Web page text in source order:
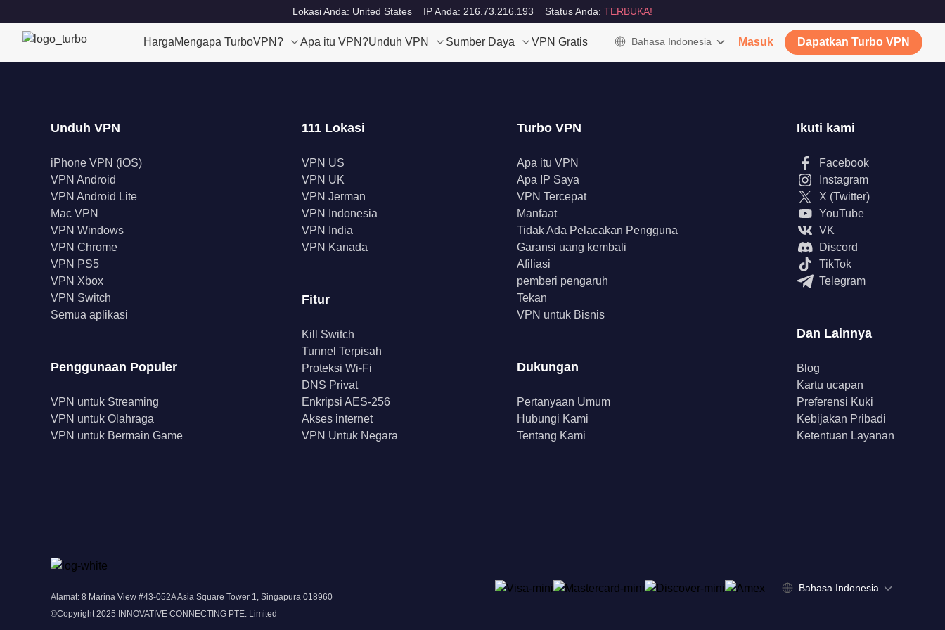
Lokasi Anda: United States IP Anda: 216.73.216.193 Status Anda: TERBUKA!
HargaMengapa TurboVPN? Apa itu VPN?Unduh VPN Sumber Daya VPN Gratis Bahasa Indonesia Masuk Dapatkan Turbo VPN
Unduh VPN
iPhone VPN (iOS)
VPN Android
VPN Android Lite
Mac VPN
VPN Windows
VPN Chrome
VPN PS5
VPN Xbox
VPN Switch
Semua aplikasi
Penggunaan Populer
VPN untuk Streaming
VPN untuk Olahraga
VPN untuk Bermain Game
111 Lokasi
VPN US
VPN UK
VPN Jerman
VPN Indonesia
VPN India
VPN Kanada
Fitur
Kill Switch
Tunnel Terpisah
Proteksi Wi-Fi
DNS Privat
Enkripsi AES-256
Akses internet
VPN Untuk Negara
Turbo VPN
Apa itu VPN
Apa IP Saya
VPN Tercepat
Manfaat
Tidak Ada Pelacakan Pengguna
Garansi uang kembali
Afiliasi
pemberi pengaruh
Tekan
VPN untuk Bisnis
Dukungan
Pertanyaan Umum
Hubungi Kami
Tentang Kami
Ikuti kami
Facebook
Instagram
X (Twitter)
YouTube
VK
Discord
TikTok
Telegram
Dan Lainnya
Blog
Kartu ucapan
Preferensi Kuki
Kebijakan Pribadi
Ketentuan Layanan
Alamat: 8 Marina View #43-052A Asia Square Tower 1, Singapura 018960
©Copyright 2025 INNOVATIVE CONNECTING PTE. Limited
Bahasa Indonesia